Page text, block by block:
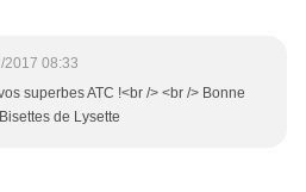
2017 08:33
superbes ATC !<br /> <br /> Bonne
de Lysette